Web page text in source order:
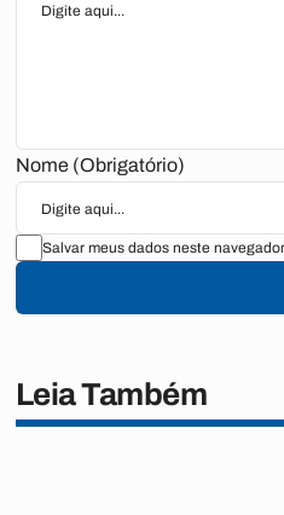
Nome (Obrigatório)
Salvar meus dados neste
Leia Também